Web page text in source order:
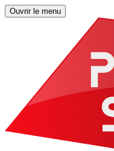
Ouvrir le menu